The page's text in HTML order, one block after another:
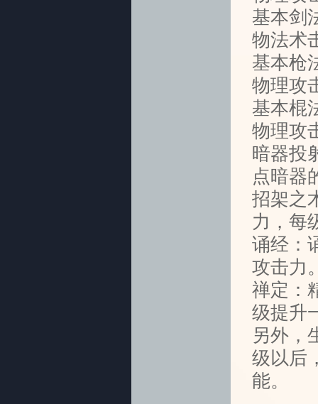
基本剑
物法术
基本枪
物理攻
基本棍
物理攻
暗器投
点暗器
招架之
力，每
诵经：
攻击力
禅定：
级提升
另外，
级以后
能。